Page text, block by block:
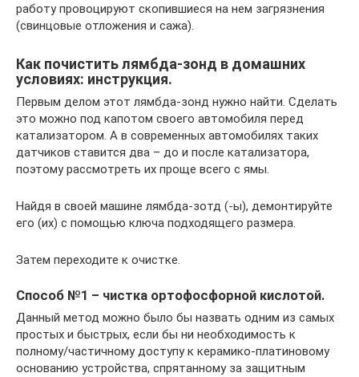
работу провоцируют скопившиеся на нем загрязнения
(свинцовые отложения и сажа).
Как почистить лямбда-зонд в домашних
условиях: инструкция.
Первым делом этот лямбда-зонд нужно найти. Сделать
это можно под капотом своего автомобиля перед
катализатором. А в современных автомобилях таких
датчиков ставится два – до и после катализатора,
поэтому рассмотреть их проще всего с ямы.
Найдя в своей машине лямбда-зотд (-ы), демонтируйте
его (их) с помощью ключа подходящего размера.
Затем переходите к очистке.
Способ №1 – чистка ортофосфорной кислотой.
Данный метод можно было бы назвать одним из самых
простых и быстрых, если бы ни необходимость к
полному/частичному доступу к керамико-платиновому
основанию устройства, спрятанному за защитным